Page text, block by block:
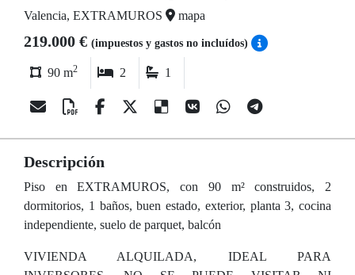
Valencia, EXTRAMUROS mapa
219.000 € (impuestos y gastos no incluídos)
90 m2 2 1
Descripción
Piso en EXTRAMUROS, con 90 m² construidos, 2
dormitorios, 1 baños, buen estado, exterior, planta 3, cocina
independiente, suelo de parquet, balcón
VIVIENDA ALQUILADA, IDEAL PARA